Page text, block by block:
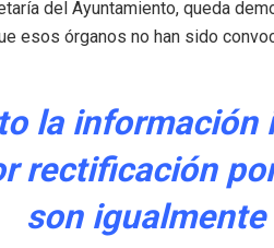
del Ayuntamiento, queda
esos órganos no han sido
la información
rectificación
son